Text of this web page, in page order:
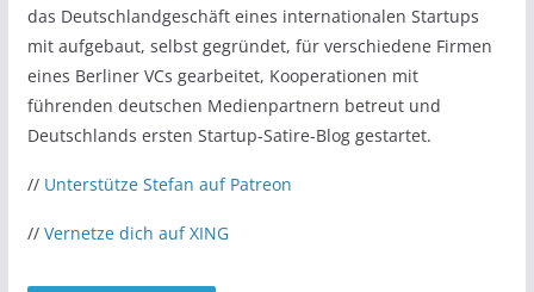
das Deutschlandgeschäft eines internationalen Startups
mit aufgebaut, selbst gegründet, für verschiedene Firmen
eines Berliner VCs gearbeitet, Kooperationen mit
führenden deutschen Medienpartnern betreut und
Deutschlands ersten Startup-Satire-Blog gestartet.
// Unterstütze Stefan auf Patreon
// Vernetze dich auf XING